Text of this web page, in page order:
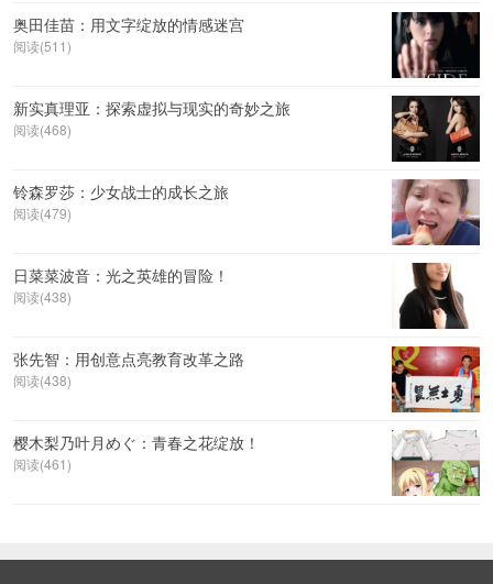
奥田佳苗：用文字绽放的情感迷宫
阅读(511)
新实真理亚：探索虚拟与现实的奇妙之旅
阅读(468)
铃森罗莎：少女战士的成长之旅
阅读(479)
日菜菜波音：光之英雄的冒险！
阅读(438)
张先智：用创意点亮教育改革之路
阅读(438)
樱木梨乃叶月めぐ：青春之花绽放！
阅读(461)